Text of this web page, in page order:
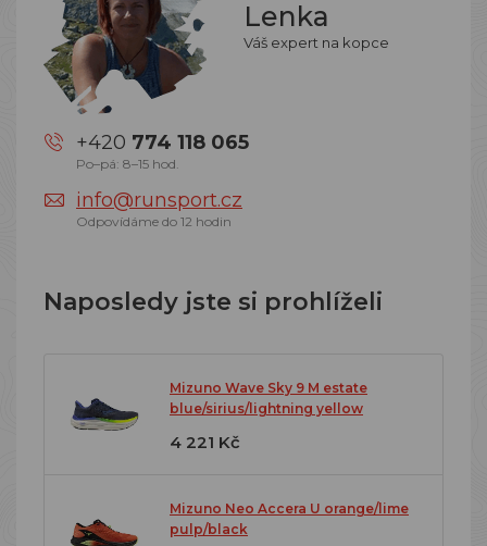
Lenka
Váš expert na kopce
+420 774 118 065
Po–pá: 8–15 hod.
info@runsport.cz
Odpovídáme do 12 hodin
Naposledy jste si prohlíželi
Mizuno Wave Sky 9 M estate
blue/sirius/lightning yellow
4 221 Kč
Mizuno Neo Accera U orange/lime
pulp/black